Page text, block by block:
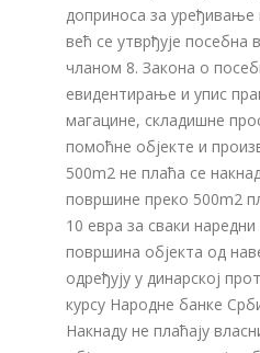
доприноса за
већ се утврђује посебна
чланом 8. Закона о
евидентирање и упис
магацине, складишне
помоћне објекте и
500m2 не плаћа се
површине преко 500m2
10 евра за сваки
површина објекта од
одређују у динарској
курсу Народне банке
Накнаду не плаћају